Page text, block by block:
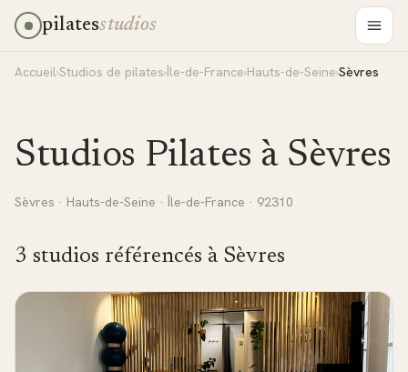
pilatesstudios
Accueil›Studios de pilates›Île-de-France›Hauts-de-Seine›Sèvres
Studios Pilates à Sèvres
Sèvres · Hauts-de-Seine · Île-de-France · 92310
3 studios référencés à Sèvres